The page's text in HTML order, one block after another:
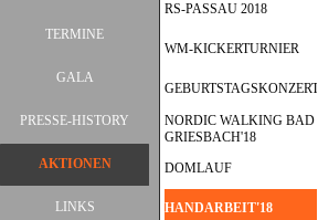
TERMINE
GALA
PRESSE-HISTORY ▼
AKTIONEN ▼
LINKS
RS-PASSAU 2018
WM-KICKERTURNIER
GEBURTSTAGSKONZERT
NORDIC WALKING BAD
GRIESBACH'18
DOMLAUF
HANDARBEIT'18